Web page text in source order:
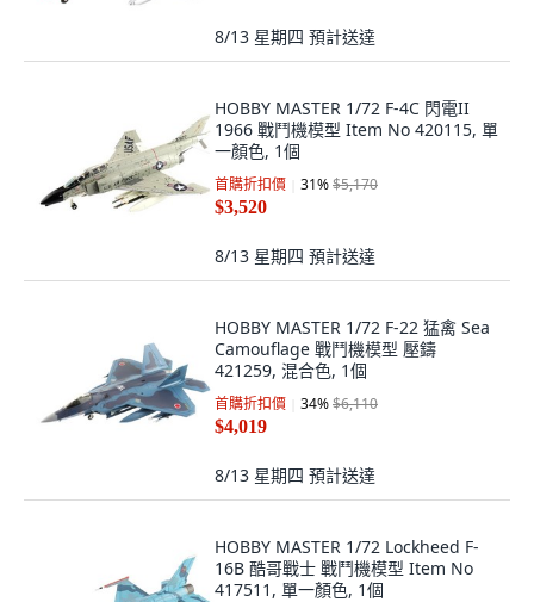
8/13 星期四 預計送達
HOBBY MASTER 1/72 F-4C 閃電II
1966 戰鬥機模型 Item No 420115, 單
一顏色, 1個
首購折扣價 31%$5,170
$3,520
8/13 星期四 預計送達
HOBBY MASTER 1/72 F-22 猛禽 Sea
Camouflage 戰鬥機模型 壓鑄
421259, 混合色, 1個
首購折扣價 34%$6,110
$4,019
8/13 星期四 預計送達
HOBBY MASTER 1/72 Lockheed F-
16B 酷哥戰士 戰鬥機模型 Item No
417511, 單一顏色, 1個